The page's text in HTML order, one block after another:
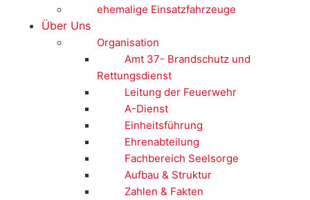
ehemalige Einsatzfahrzeuge
Über Uns
Organisation
Amt 37- Brandschutz und
Rettungsdienst
Leitung der Feuerwehr
A-Dienst
Einheitsführung
Ehrenabteilung
Fachbereich Seelsorge
Aufbau & Struktur
Zahlen & Fakten